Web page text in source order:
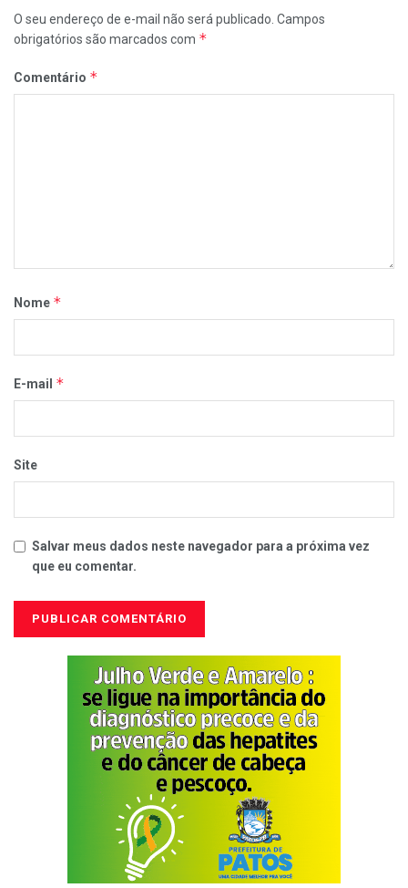
O seu endereço de e-mail não será publicado. Campos
obrigatórios são marcados com *
Comentário *
Nome *
E-mail *
Site
Salvar meus dados neste navegador para a próxima vez
que eu comentar.